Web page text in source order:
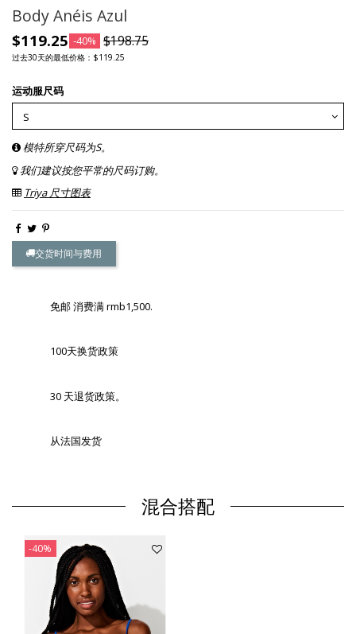
Body Anéis Azul
$119.25 -40% $198.75
过去30天的最低价格：$119.25
运动服尺码
模特所穿尺码为S。
我们建议按您平常的尺码订购。
Triya 尺寸图表
交货时间与费用
免邮 消费满 rmb1,500.
100天换货政策
30 天退货政策。
从法国发货
混合搭配
-40%